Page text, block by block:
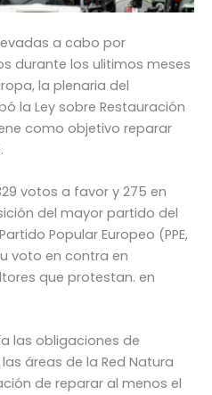
a cabo por
durante los ulitimos meses
la plenaria del
la Ley sobre Restauración
como objetivo reparar
votos a favor y 275 en
del mayor partido del
Popular Europeo (PPE,
voto en contra en
que protestan. en
las obligaciones de
áreas de la Red Natura
de reparar al menos el